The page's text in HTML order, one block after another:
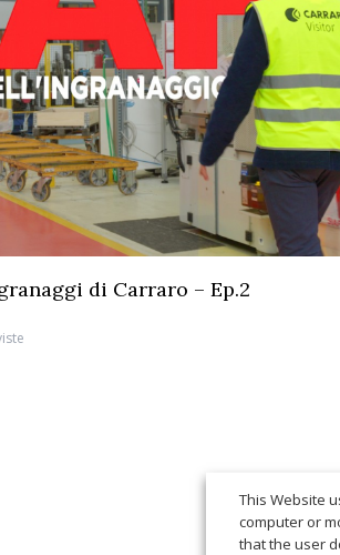
di Carraro – Ep.2
This Website
computer or
that the user